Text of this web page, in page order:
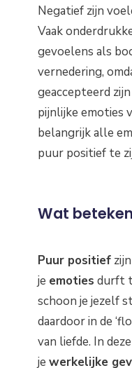
Negatief zijn
Vaak
gevoelens als
vernedering,
geaccepteerd
pijnlijke emoties
belangrijk alle
puur positief te
Wat
Puur positief
je emoties durft
schoon je jezelf
daardoor in de
van liefde. In
je werkelijke